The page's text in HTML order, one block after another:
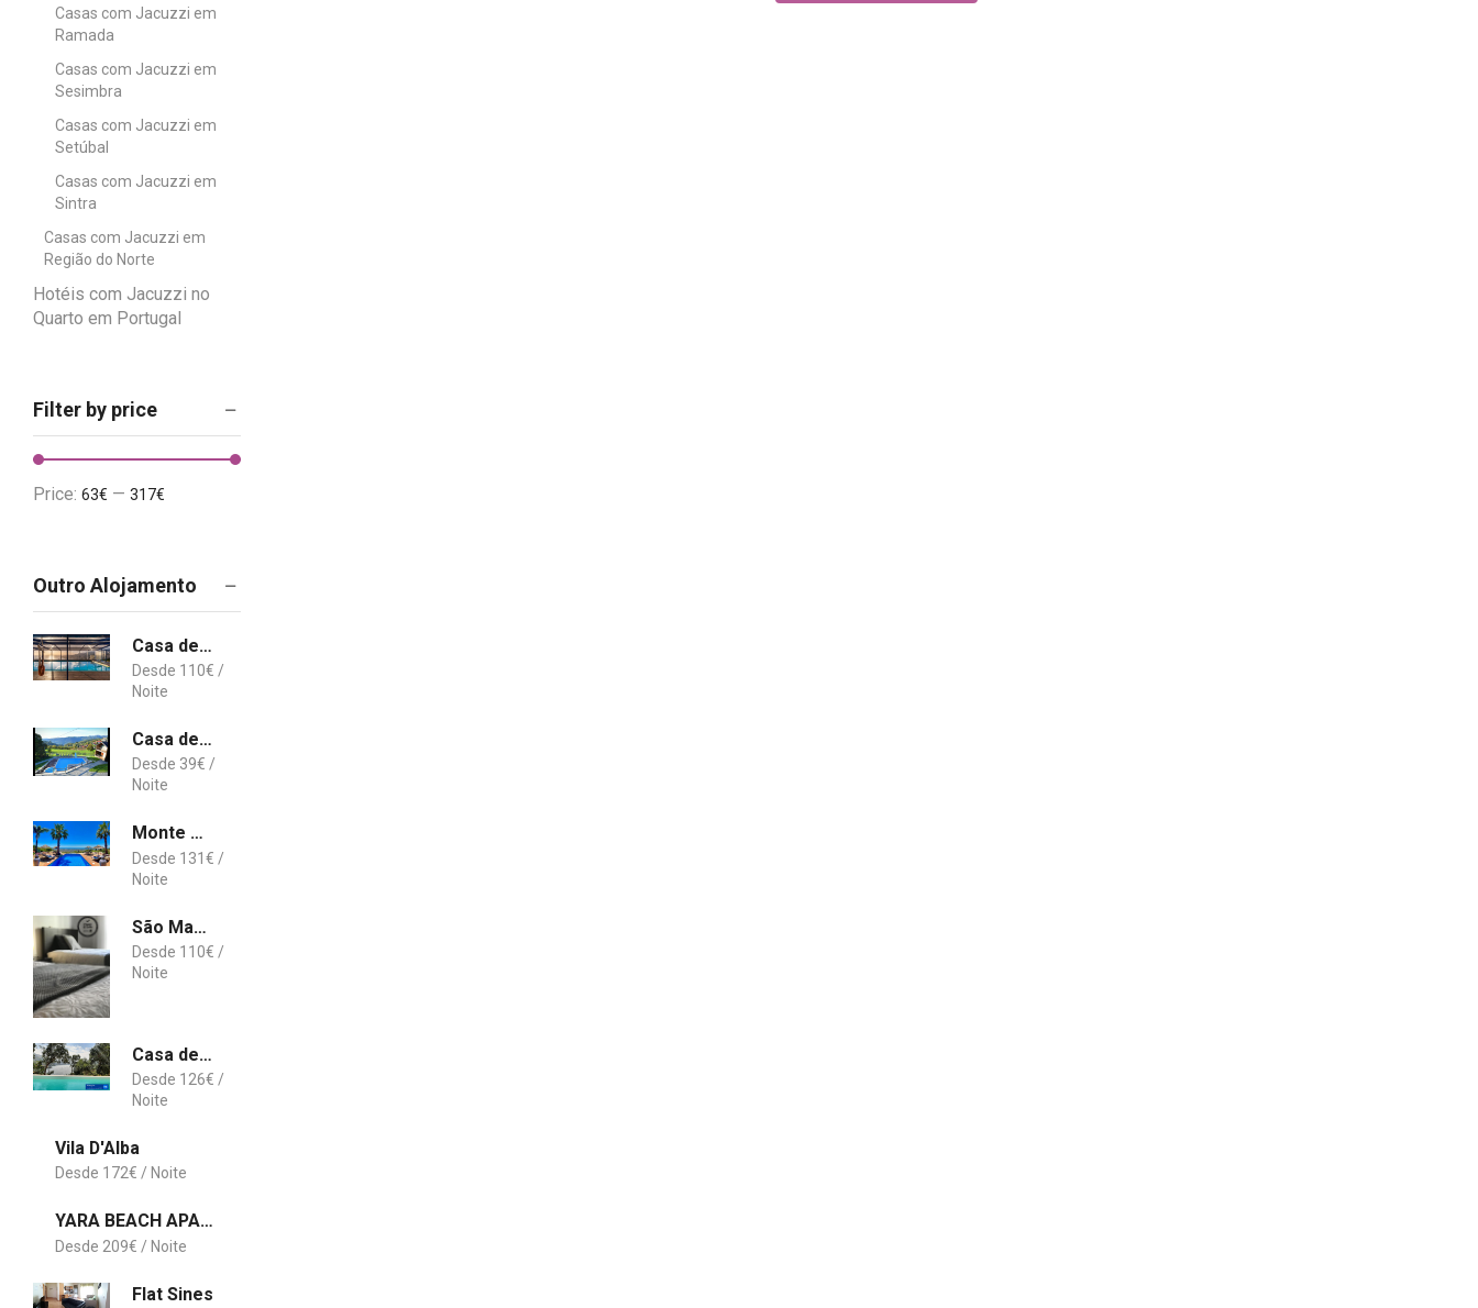
Casas com Jacuzzi em
Ramada
Casas com Jacuzzi em
Sesimbra
Casas com Jacuzzi em
Setúbal
Casas com Jacuzzi em
Sintra
Casas com Jacuzzi em
Região do Norte
Hotéis com Jacuzzi no
Quarto em Portugal
Filter by price
Price: 63€ — 317€
Outro Alojamento
Casa de Férias Relax View
110€
Casa de Lobos
39€
Monte Borboleta
131 €
São Martinho do Porto Beach Apartment
110€
Casa de Campo de Mirão
126€
Vila D'Alba
172€
YARA BEACH APARTMENTS - Albufeira
209€
Flat Sines